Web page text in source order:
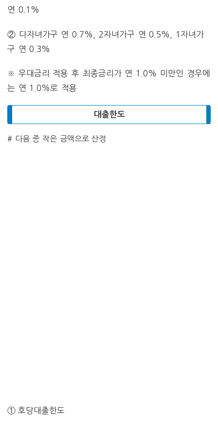
연 0.1%
② 다자녀가구 연 0.7%, 2자녀가구 연 0.5%, 1자녀가
구 연 0.3%
※ 우대금리 적용 후 최종금리가 연 1.0% 미만인 경우에
는 연 1.0%로 적용
대출한도
# 다음 중 작은 금액으로 산정
① 호당대출한도